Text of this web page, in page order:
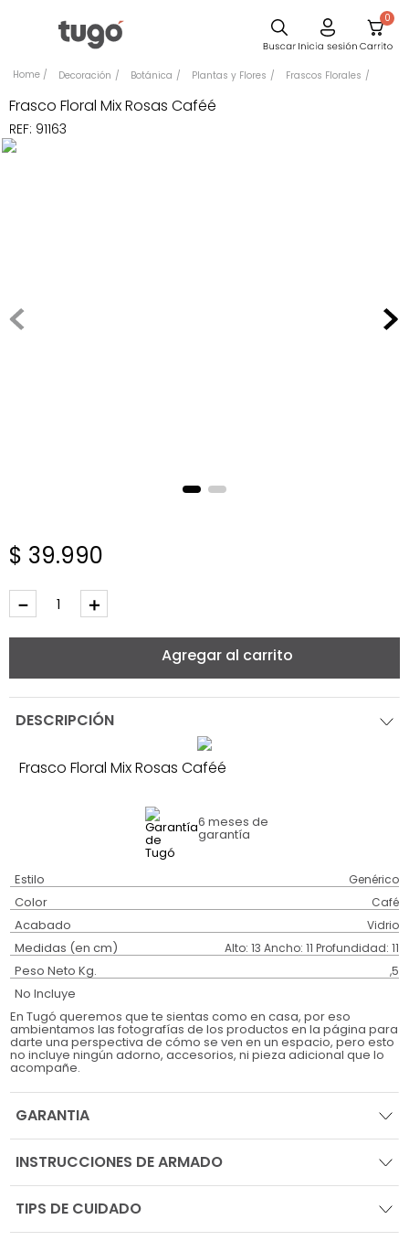
0
Decoración Botánica Plantas y Flores Frascos Florales
Frasco Floral Mix Rosas Caféé
REF: 91163
$ 39.990
＋
－
Agregar al carrito
DESCRIPCIÓN
Frasco Floral Mix Rosas Caféé
6 meses de
garantía
Estilo Genérico
Color Café
Acabado Vidrio
Medidas (en cm) Alto: 13 Ancho: 11 Profundidad: 11
Peso Neto Kg. ,5
No Incluye
En Tugó queremos que te sientas como en casa, por eso
ambientamos las fotografías de los productos en la página para
darte una perspectiva de cómo se ven en un espacio, pero esto
no incluye ningún adorno, accesorios, ni pieza adicional que lo
acompañe.
GARANTIA
INSTRUCCIONES DE ARMADO
TIPS DE CUIDADO
Comedor
Escritorio